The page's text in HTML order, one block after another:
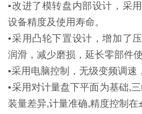
•改进了模转盘内部设计，采
设备精度及使用寿命。
•采用凸轮下置设计，增加了
润滑，减少磨损，延长零部件使
•采用电脑控制，无级变频调速
•采用对计量盘下平面为基础,
装量差异,计量准确,精度控制在